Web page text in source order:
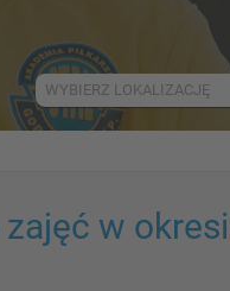
WYBIERZ LOKALIZACJĘ
w